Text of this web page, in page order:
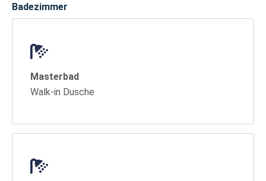
Badezimmer
Masterbad
Walk-in Dusche